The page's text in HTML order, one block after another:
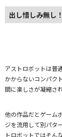
出し惜しみ無し
アストロボットは普
かからないコンパク
間に楽しさが凝縮さ
他の作品だとゲーム
ジを流用して別パタ
トロボットではそん